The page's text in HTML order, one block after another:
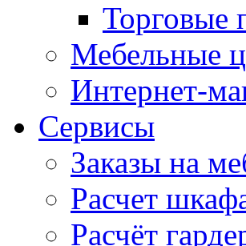
Торговые
Мебельные
Интернет-
Сервисы
Заказы на
Расчет
Расчёт